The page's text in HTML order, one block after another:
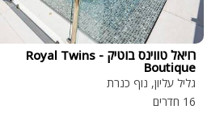
רויאל טווינס בוטיק - Royal Twins
Boutique
גליל עליון, נוף כנרת
16 חדרים